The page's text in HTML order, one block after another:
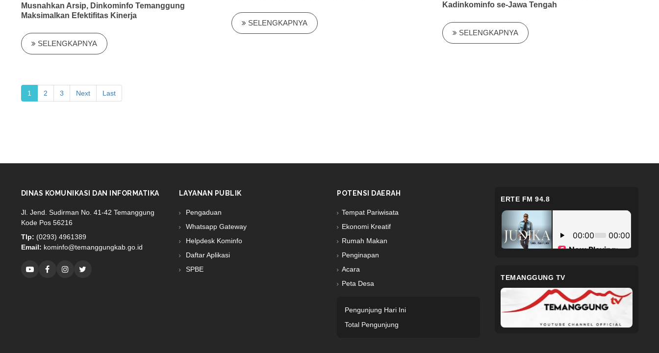
Musnahkan Arsip, Dinkominfo Temanggung
Maksimalkan Efektifitas Kinerja
SELENGKAPNYA
SELENGKAPNYA
Kadinkominfo se-Jawa Tengah
SELENGKAPNYA
1 2 3 Next Last
DINAS KOMUNIKASI DAN INFORMATIKA
Jl. Jend. Sudirman No. 41-42 Temanggung
Kode Pos 56216
Tlp: (0293) 4961389
Email: kominfo@temanggungkab.go.id
LAYANAN PUBLIK
Pengaduan
Whatsapp Gateway
Helpdesk Kominfo
Daftar Aplikasi
SPBE
POTENSI DAERAH
Tempat Pariwisata
Ekonomi Kreatif
Rumah Makan
Penginapan
Acara
Peta Desa
Pengunjung Hari Ini
Total Pengunjung
ERTE FM 94.8
TEMANGGUNG TV